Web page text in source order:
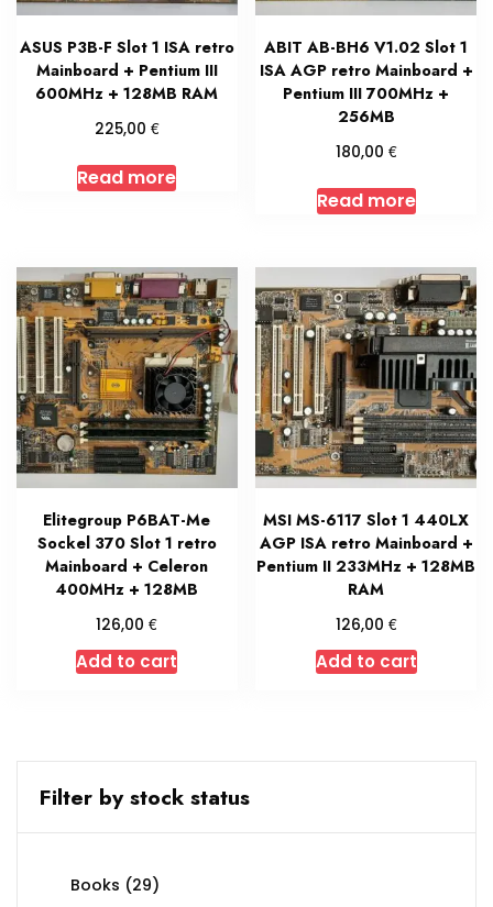
ASUS P3B-F Slot 1 ISA retro
Mainboard + Pentium III
600MHz + 128MB RAM
225,00 €
Read more
ABIT AB-BH6 V1.02 Slot 1
ISA AGP retro Mainboard +
Pentium III 700MHz +
256MB
180,00 €
Read more
Elitegroup P6BAT-Me
Sockel 370 Slot 1 retro
Mainboard + Celeron
400MHz + 128MB
126,00€
Add to cart
MSI MS-6117 Slot 1 440LX
AGP ISA retro Mainboard +
Pentium II 233MHz + 128MB
RAM
126,00 €
Add to cart
Filter by stock status
Books 2929